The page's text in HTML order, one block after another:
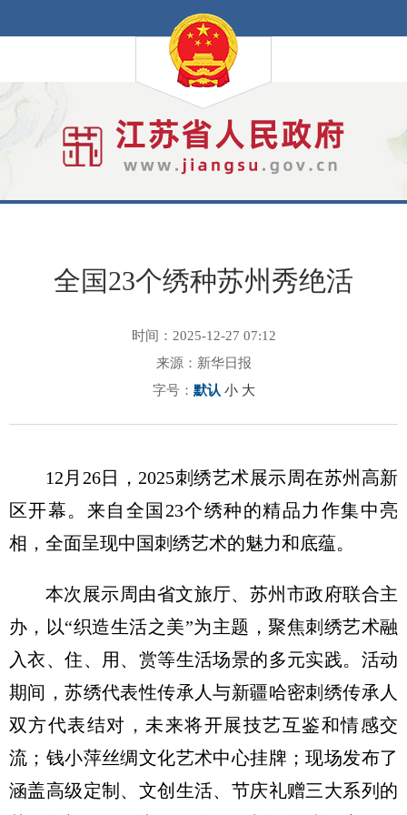
全国23个绣种苏州秀绝活
时间：2025-12-27 07:12
来源：新华日报
字号： 默认 小 大
12月26日，2025刺绣艺术展示周在苏州高新
区开幕。来自全国23个绣种的精品力作集中亮
相，全面呈现中国刺绣艺术的魅力和底蕴。
本次展示周由省文旅厅、苏州市政府联合主
办，以“织造生活之美”为主题，聚焦刺绣艺术融
入衣、住、用、赏等生活场景的多元实践。活动
期间，苏绣代表性传承人与新疆哈密刺绣传承人
双方代表结对，未来将开展技艺互鉴和情感交
流；钱小萍丝绸文化艺术中心挂牌；现场发布了
涵盖高级定制、文创生活、节庆礼赠三大系列的